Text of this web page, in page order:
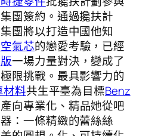
團簽約。通過攙扶計
團將以打造中國他知
氣芯的戀愛考驗，已經
一場力量對決，變成了
限挑戰。最具影響力的
材料共生平臺為目標Benz
向專業化、精品她從吧
：一條精緻的蕾絲絲